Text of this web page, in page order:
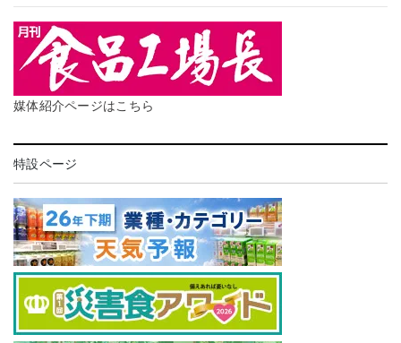
媒体紹介ページはこちら
特設ページ